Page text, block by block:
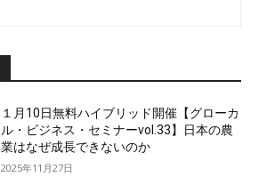
１月10日無料ハイブリッド開催【グローカ
ル・ビジネス・セミナーvol.33】日本の農
業はなぜ成長できないのか
2025年11月27日